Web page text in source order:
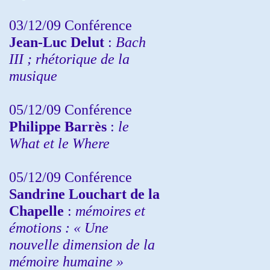
03/12/09 Conférence
Jean-Luc Delut : Bach
III ; rhétorique de la
musique
05/12/09 Conférence
Philippe Barrès : le
What et le Where
05/12/09 Conférence
Sandrine Louchart de la
Chapelle : mémoires et
émotions : « Une
nouvelle dimension de la
mémoire humaine »